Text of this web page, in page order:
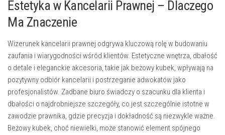
Estetyka w Kancelarii Prawnej – Dlaczego
Ma Znaczenie
Wizerunek kancelarii prawnej odgrywa kluczową rolę w budowaniu
zaufania i wiarygodności wśród klientów. Estetyczne wnętrza, dbałość
o detale i eleganckie akcesoria, takie jak beżowy kubek, wpływają na
pozytywny odbiór kancelarii i postrzeganie adwokatów jako
profesjonalistów. Zadbane biuro świadczy o szacunku dla klienta i
dbałości o najdrobniejsze szczegóły, co jest szczególnie istotne w
zawodzie prawnika, gdzie precyzja i dokładność są niezwykle ważne.
Beżowy kubek, choć niewielki, może stanowić element spójnego